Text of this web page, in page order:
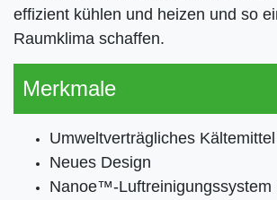
effizient kühlen und heizen und so
Raumklima schaffen.
Merkmale
Umweltverträgliches
Neues Design
Nanoe™-Luftreinigungssystem